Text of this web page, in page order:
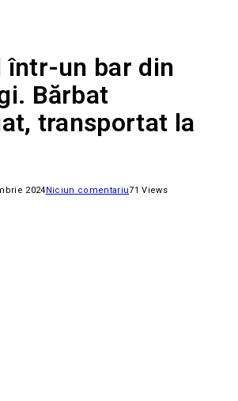
într-un bar din
Bărbat
transportat la
2024Niciun comentariu71Views